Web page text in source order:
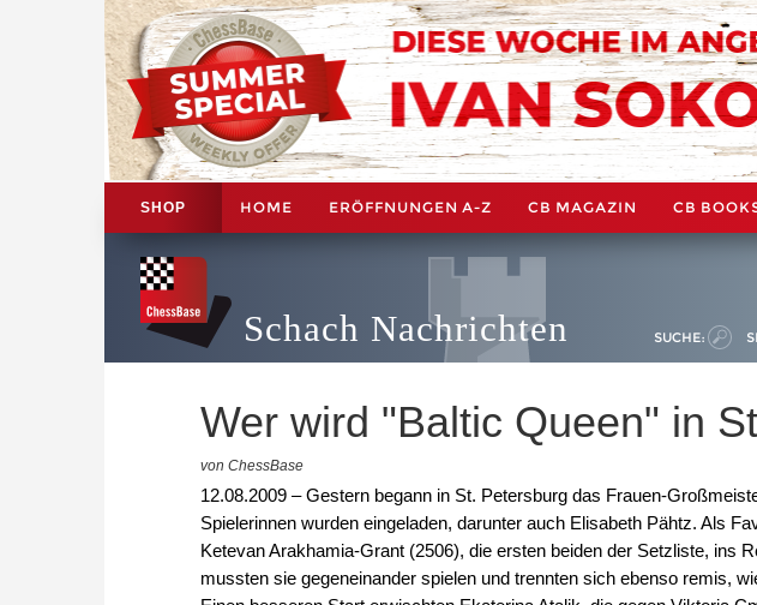
SHOP HOME ERÖFFNUNGEN A-Z CB MAGAZIN CB
Schach Nachrichten SUCHE:
Wer wird "Baltic Queen" in
von ChessBase
12.08.2009 – Gestern begann in St. Petersburg das Frauen-
Spielerinnen wurden eingeladen, darunter auch Elisabeth Pähtz. Als
Ketevan Arakhamia-Grant (2506), die ersten beiden der Setzliste, ins
mussten sie gegeneinander spielen und trennten sich ebenso remis,